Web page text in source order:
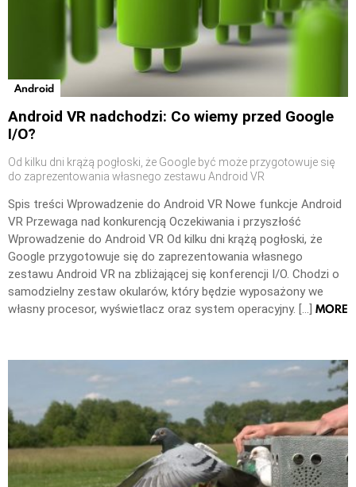
Android
Android VR nadchodzi: Co wiemy przed Google
I/O?
Od kilku dni krążą pogłoski, że Google być może przygotowuje się
do zaprezentowania własnego zestawu Android VR
Spis treści Wprowadzenie do Android VR Nowe funkcje Android
VR Przewaga nad konkurencją Oczekiwania i przyszłość
Wprowadzenie do Android VR Od kilku dni krążą pogłoski, że
Google przygotowuje się do zaprezentowania własnego
zestawu Android VR na zbliżającej się konferencji I/O. Chodzi o
samodzielny zestaw okularów, który będzie wyposażony we
własny procesor, wyświetlacz oraz system operacyjny. […] MORE